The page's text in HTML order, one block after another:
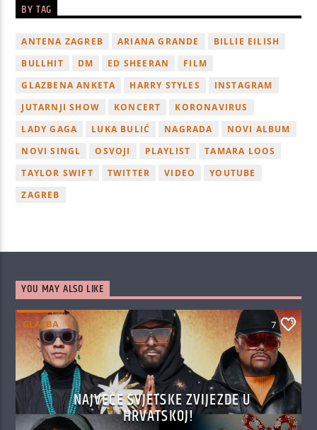
BY TAG
ANTENA ZAGREB ARIANA GRANDE
BILLIE EILISH
BULLHIT
DM ED SHEERAN
FILM
GLAZBENA ANKETA
HARRY STYLES
INSTAGRAM
JUTARNJI SHOW
KONCERT
KORONAVIRUS
LADY GAGA
LUKA BULIĆ NAGRADA
NOVI ALBUM
NOVI SINGL
OSVOJI PLAYLIST
TAMARA LOOS
TAYLOR SWIFT
TWITTER VIDEO
YOUTUBE
ZAGREB
YOU MAY ALSO LIKE
GLAZBA 7
NAJVEĆE SVJETSKE ZVIJEZDE U
HRVATSKOJ!